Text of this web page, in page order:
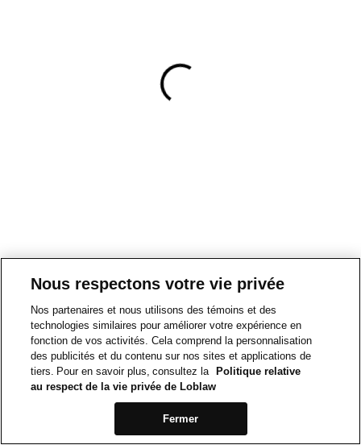
Nous respectons votre vie privée
Nos partenaires et nous utilisons des témoins et des
technologies similaires pour améliorer votre expérience en
fonction de vos activités. Cela comprend la personnalisation
des publicités et du contenu sur nos sites et applications de
tiers. Pour en savoir plus, consultez la
Politique relative
au respect de la vie privée de Loblaw
Fermer